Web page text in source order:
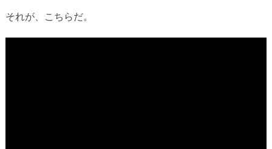
それが、こちらだ。